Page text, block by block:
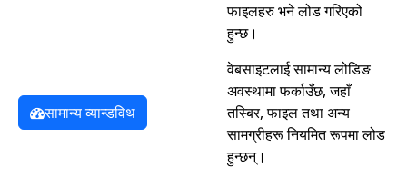
फाइलहरु भने लोड गरिएको
हुन्छ।
सामान्य व्यान्डविथ
वेबसाइटलाई सामान्य लोडिङ
अवस्थामा फर्काउँछ, जहाँ
तस्बिर, फाइल तथा अन्य
सामग्रीहरू नियमित रूपमा लोड
हुन्छन्।